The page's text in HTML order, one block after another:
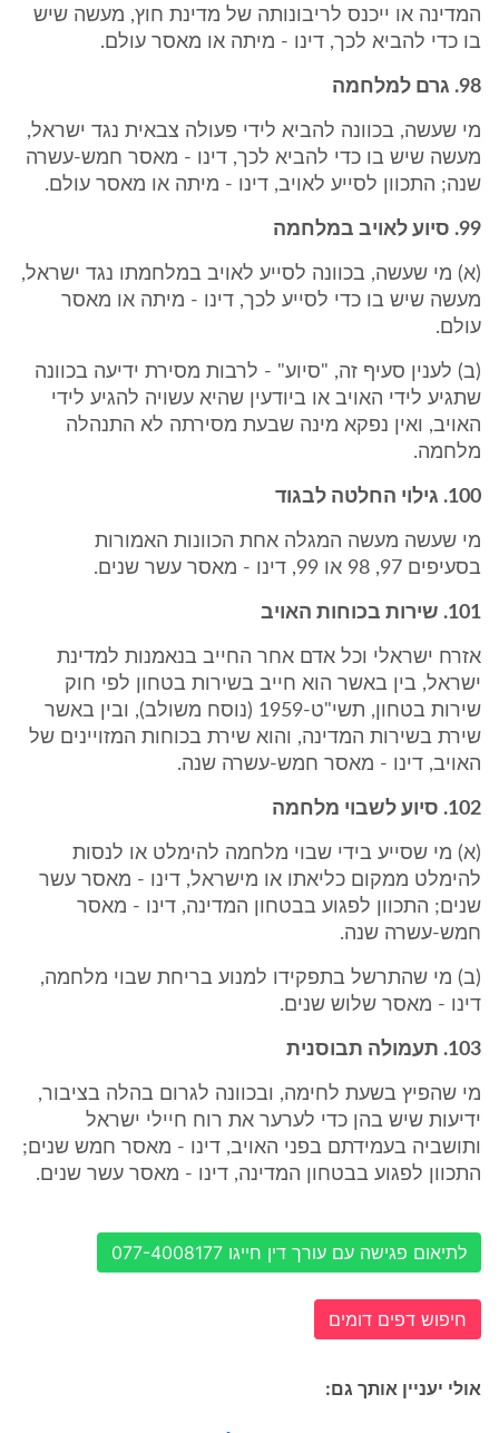
המדינה או ייכנס לריבונותה של מדינת חוץ, מעשה שיש
בו כדי להביא לכך, דינו - מיתה או מאסר עולם.
98. גרם למלחמה
מי שעשה, בכוונה להביא לידי פעולה צבאית נגד ישראל,
מעשה שיש בו כדי להביא לכך, דינו - מאסר חמש-עשרה
שנה; התכוון לסייע לאויב, דינו - מיתה או מאסר עולם.
99. סיוע לאויב במלחמה
(א) מי שעשה, בכוונה לסייע לאויב במלחמתו נגד ישראל,
מעשה שיש בו כדי לסייע לכך, דינו - מיתה או מאסר
עולם.
(ב) לענין סעיף זה, "סיוע" - לרבות מסירת ידיעה בכוונה
שתגיע לידי האויב או ביודעין שהיא עשויה להגיע לידי
האויב, ואין נפקא מינה שבעת מסירתה לא התנהלה
מלחמה.
100. גילוי החלטה לבגוד
מי שעשה מעשה המגלה אחת הכוונות האמורות
בסעיפים 97, 98 או 99, דינו - מאסר עשר שנים.
101. שירות בכוחות האויב
אזרח ישראלי וכל אדם אחר החייב בנאמנות למדינת
ישראל, בין באשר הוא חייב בשירות בטחון לפי חוק
שירות בטחון, תשי"ט-1959 (נוסח משולב), ובין באשר
שירת בשירות המדינה, והוא שירת בכוחות המזויינים של
האויב, דינו - מאסר חמש-עשרה שנה.
102. סיוע לשבוי מלחמה
(א) מי שסייע בידי שבוי מלחמה להימלט או לנסות
להימלט ממקום כליאתו או מישראל, דינו - מאסר עשר
שנים; התכוון לפגוע בבטחון המדינה, דינו - מאסר
חמש-עשרה שנה.
(ב) מי שהתרשל בתפקידו למנוע בריחת שבוי מלחמה,
דינו - מאסר שלוש שנים.
103. תעמולה תבוסנית
מי שהפיץ בשעת לחימה, ובכוונה לגרום בהלה בציבור,
ידיעות שיש בהן כדי לערער את רוח חיילי ישראל
ותושביה בעמידתם בפני האויב, דינו - מאסר חמש שנים;
התכוון לפגוע בבטחון המדינה, דינו - מאסר עשר שנים.
לתיאום פגישה עם עורך דין חייגו 077-4008177
חיפוש דפים דומים
אולי יעניין אותך גם: